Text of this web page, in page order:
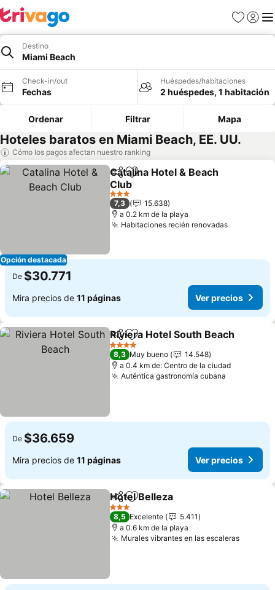
Favoritos
Iniciar
Destino
Miami Beach
Check-in/out
Fechas
Huéspedes/habitaciones
2 huéspedes, 1 habitación
Ordenar Filtrar Mapa
Hoteles baratos en Miami Beach, EE. UU.
Cómo los pagos afectan nuestro ranking
Opción destacada
CompartirAgregar a favoritos
Catalina Hotel & Beach
Club
Ver precios
3 Estrellas
7,3
15.638
a 0.2 km de la playa
Habitaciones recién renovadasVer
De $30.771
Mira precios de 11 páginas Ver precios
CompartirAgregar a favoritos
Riviera Hotel South Beach
4 Estrellas
8,3 Muy bueno
14.548
a 0.4 km de: Centro de la ciudad
Auténtica gastronomía cubana
De $36.659
Mira precios de 11 páginas Ver precios
CompartirAgregar a favoritos
Hotel Belleza
3 Estrellas
8,5 Excelente
5.411
a 0.6 km de la playa
Murales vibrantes en las escalerasVer